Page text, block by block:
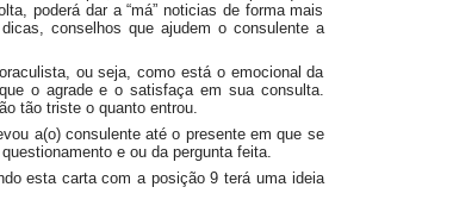
poderá dar a “má” noticias de forma mais
conselhos que ajudem o consulente a
ou seja, como está o emocional da
o agrade e o satisfaça em sua consulta.
tão triste o quanto entrou.
a(o) consulente até o presente em que se
e ou da pergunta feita.
esta carta com a posição 9 terá uma ideia